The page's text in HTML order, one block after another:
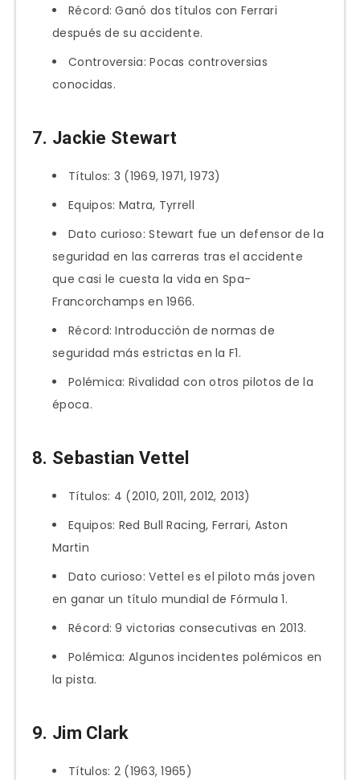
Récord: Ganó dos títulos con Ferrari
después de su accidente.
Controversia: Pocas controversias
conocidas.
7. Jackie Stewart
Títulos: 3 (1969, 1971, 1973)
Equipos: Matra, Tyrrell
Dato curioso: Stewart fue un defensor de la
seguridad en las carreras tras el accidente
que casi le cuesta la vida en Spa-
Francorchamps en 1966.
Récord: Introducción de normas de
seguridad más estrictas en la F1.
Polémica: Rivalidad con otros pilotos de la
época.
8. Sebastian Vettel
Títulos: 4 (2010, 2011, 2012, 2013)
Equipos: Red Bull Racing, Ferrari, Aston
Martin
Dato curioso: Vettel es el piloto más joven
en ganar un título mundial de Fórmula 1.
Récord: 9 victorias consecutivas en 2013.
Polémica: Algunos incidentes polémicos en
la pista.
9. Jim Clark
Títulos: 2 (1963, 1965)